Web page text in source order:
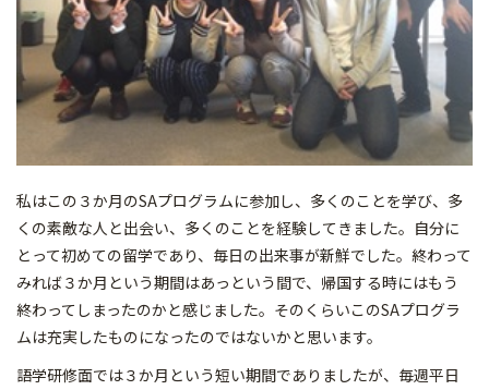
私はこの３か月のSAプログラムに参加し、多くのことを学び、多
くの素敵な人と出会い、多くのことを経験してきました。自分に
とって初めての留学であり、毎日の出来事が新鮮でした。終わって
みれば３か月という期間はあっという間で、帰国する時にはもう
終わってしまったのかと感じました。そのくらいこのSAプログラ
ムは充実したものになったのではないかと思います。
語学研修面では３か月という短い期間でありましたが、毎週平日